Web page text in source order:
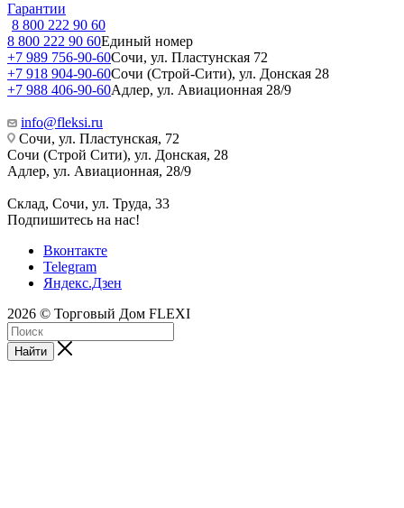
Гарантии
8 800 222 90 60
8 800 222 90 60Единый номер
+7 989 756-90-60Сочи, ул. Пластунская 72
+7 918 904-90-60Сочи (Строй-Сити), ул. Донская 28
+7 988 406-90-60Адлер, ул. Авиационная 28/9
info@fleksi.ru
Сочи, ул. Пластунская, 72
Сочи (Строй Сити), ул. Донская, 28
Адлер, ул. Авиационная, 28/9
Склад, Сочи, ул. Труда, 33
Подпишитесь на нас!
Вконтакте
Telegram
Яндекс.Дзен
2026 © Торговый Дом FLEXI
Найти